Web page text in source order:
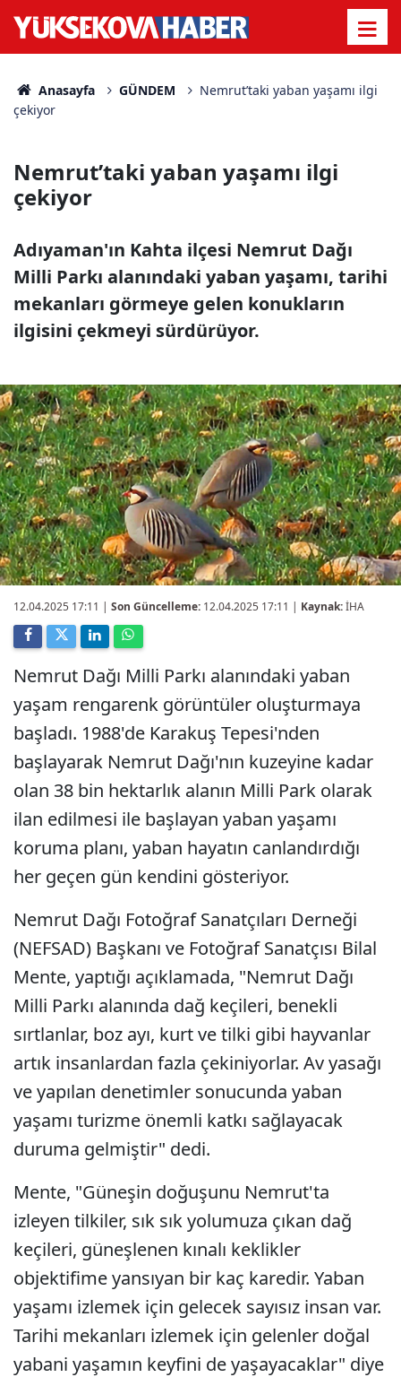
Anasayfa GÜNDEM
Nemrut’taki yaban yaşamı ilgi
çekiyor
Nemrut’taki yaban yaşamı ilgi
çekiyor
Adıyaman'ın Kahta ilçesi Nemrut Dağı
Milli Parkı alanındaki yaban yaşamı, tarihi
mekanları görmeye gelen konukların
ilgisini çekmeyi sürdürüyor.
12.04.2025 17:11 | Son Güncelleme: 12.04.2025 17:11 | Kaynak:İHA
Nemrut Dağı Milli Parkı alanındaki yaban
yaşam rengarenk görüntüler oluşturmaya
başladı. 1988'de Karakuş Tepesi'nden
başlayarak Nemrut Dağı'nın kuzeyine kadar
olan 38 bin hektarlık alanın Milli Park olarak
ilan edilmesi ile başlayan yaban yaşamı
koruma planı, yaban hayatın canlandırdığı
her geçen gün kendini gösteriyor.
Nemrut Dağı Fotoğraf Sanatçıları Derneği
(NEFSAD) Başkanı ve Fotoğraf Sanatçısı Bilal
Mente, yaptığı açıklamada, "Nemrut Dağı
Milli Parkı alanında dağ keçileri, benekli
sırtlanlar, boz ayı, kurt ve tilki gibi hayvanlar
artık insanlardan fazla çekiniyorlar. Av yasağı
ve yapılan denetimler sonucunda yaban
yaşamı turizme önemli katkı sağlayacak
duruma gelmiştir" dedi.
Mente, "Güneşin doğuşunu Nemrut'ta
izleyen tilkiler, sık sık yolumuza çıkan dağ
keçileri, güneşlenen kınalı keklikler
objektifime yansıyan bir kaç karedir. Yaban
yaşamı izlemek için gelecek sayısız insan var.
Tarihi mekanları izlemek için gelenler doğal
yabani yaşamın keyfini de yaşayacaklar" diye